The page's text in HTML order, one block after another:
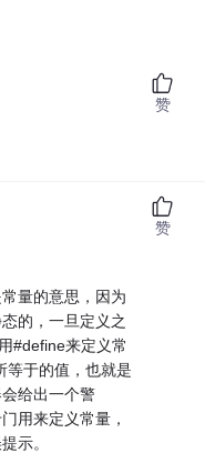
赞
量的意思，因为
的，一旦定义之
#define来定义常
等于的值，也就是
给出一个警
用来定义常量，
示。
赞